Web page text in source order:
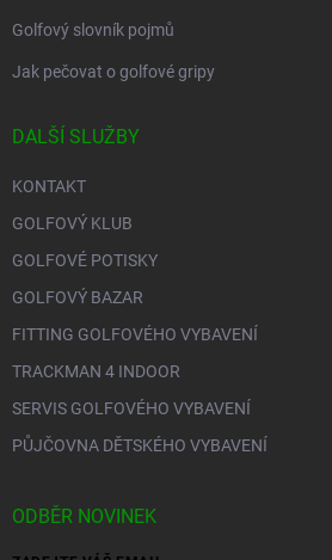
Golfový slovník pojmů
Jak pečovat o golfové gripy
DALŠÍ SLUŽBY
KONTAKT
GOLFOVÝ KLUB
GOLFOVÉ POTISKY
GOLFOVÝ BAZAR
FITTING GOLFOVÉHO VYBAVENÍ
TRACKMAN 4 INDOOR
SERVIS GOLFOVÉHO VYBAVENÍ
PŮJČOVNA DĚTSKÉHO VYBAVENÍ
ODBĚR NOVINEK